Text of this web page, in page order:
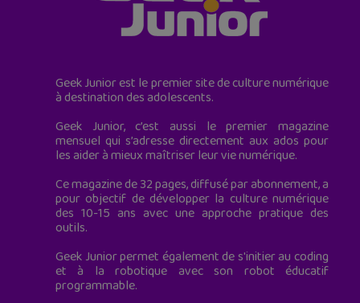
Geek Junior est le premier site de culture numérique
à destination des adolescents.
Geek Junior, c’est aussi le premier magazine
mensuel qui s’adresse directement aux ados pour
les aider à mieux maîtriser leur vie numérique.
Ce magazine de 32 pages, diffusé par abonnement, a
pour objectif de développer la culture numérique
des 10-15 ans avec une approche pratique des
outils.
Geek Junior permet également de s'initier au coding
et à la robotique avec son robot éducatif
programmable.